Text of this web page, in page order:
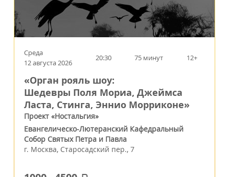
Среда
12 августа 2026
20:30 75 минут 12+
«Орган рояль шоу:
Шедевры Поля Мориа, Джеймса
Ласта, Стинга, Эннио Морриконе»
Проект «Ностальгия»
Евангелическо-Лютеранский Кафедральный
Собор Святых Петра и Павла
г. Москва, Старосадский пер., 7